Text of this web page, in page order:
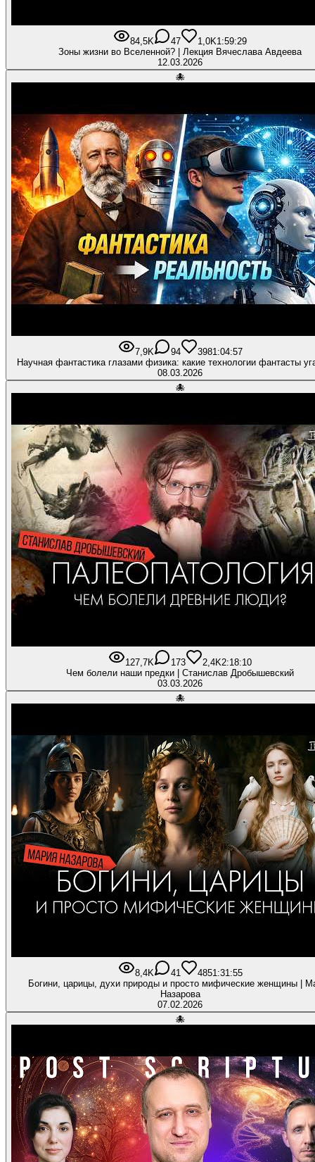
84,5K 47 1,0K1:59:29
Зоны жизни во Вселенной? | Лекция Вячеслава Авдеева
12.03.2026
🐙
7,9K 94 3981:04:57
Научная фантастика глазами физика: какие технологии фантасты
08.03.2026
🐙
127,7K 173 2,4K2:18:10
Чем болели наши предки | Станислав Дробышевский
03.03.2026
🐙
8,4K 41 4851:31:55
Богини, царицы, духи природы и просто мифические женщины |
Назарова
07.02.2026
🐙